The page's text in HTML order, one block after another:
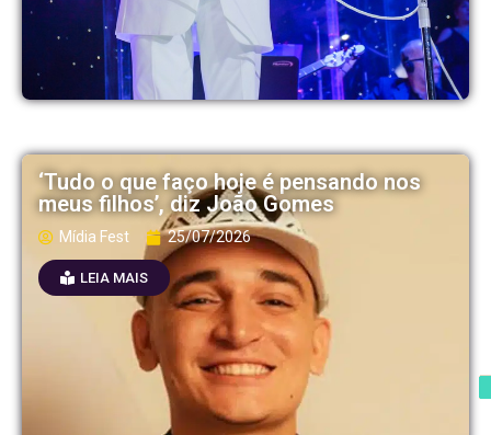
‘Tudo o que faço hoje é pensando nos
meus filhos’, diz João Gomes
Mídia Fest 25/07/2026
LEIA MAIS